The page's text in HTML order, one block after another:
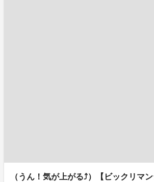
（うん！気が上がる⤴）【ビックリマ